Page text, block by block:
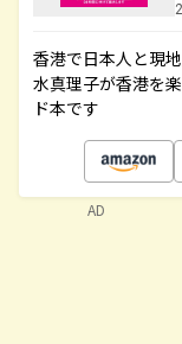
香港で日本人と現
水真理子が香港を
ド本です
AD